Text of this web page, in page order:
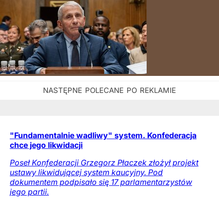
"Fundamentalnie wadliwy" system. Konfederacja
chce jego likwidacji
Poseł Konfederacji Grzegorz Płaczek złożył projekt
ustawy likwidującej system kaucyjny. Pod
dokumentem podpisało się 17 parlamentarzystów
jego partii.